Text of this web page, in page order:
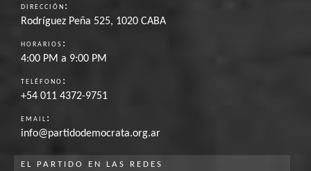
DIRECCIÓN :
Rodríguez Peña 525, 1020 CABA
HORARIOS :
4:00 PM a 9:00 PM
TELÉFONO :
+54 011 4372-9751
EMAIL :
info@partidodemocrata.org.ar
EL PARTIDO EN LAS REDES